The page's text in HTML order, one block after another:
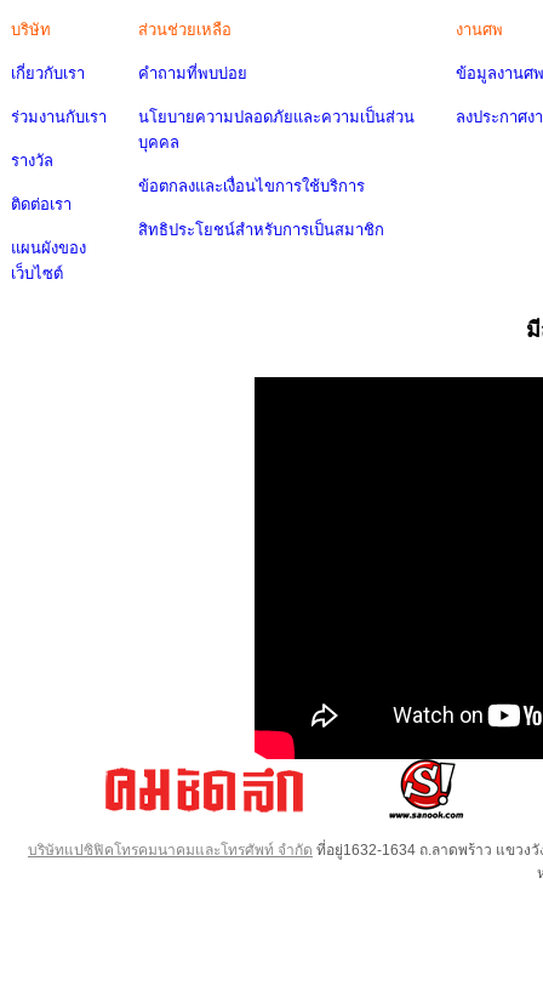
บริษัท
เกี่ยวกับเรา
ร่วมงานกับเรา
รางวัล
ติดต่อเรา
แผนผังของ
เว็บไซต์
ส่วนช่วยเหลือ
คำถามที่พบบ่อย
นโยบายความปลอดภัยและความเป็นส่วน
บุคคล
ข้อตกลงและเงื่อนไขการใช้บริการ
สิทธิประโยชน์สำหรับการเป็นสมาชิก
งานศพ
ข้อมูลงานศพ
ลงประกาศง
บริษัทแปซิฟิคโทรคมนาคมและโทรศัพท์ จำกัด ที่อยู่1632-1634 ถ.ลาดพร้าว แขวง